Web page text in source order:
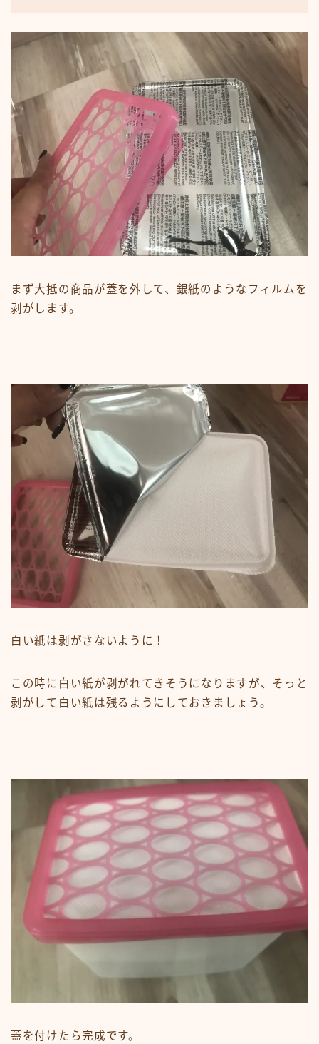
まず大抵の商品が蓋を外して、銀紙のようなフィルムを
剥がします。
白い紙は剥がさないように！
この時に白い紙が剥がれてきそうになりますが、そっと
剥がして白い紙は残るようにしておきましょう。
蓋を付けたら完成です。